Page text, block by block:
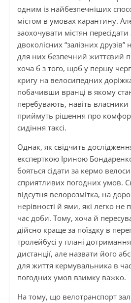
одним із найбезпечніших
містом в умовах карантину.
заохочувати містян
двоколісних “залізних
для них безпечний життєвий
хоча б з того, щоб у першу
кригу на велосипедних
побачивши вранці в якому
перебувають, навіть власники
приймуть рішення про
сидіння таксі.
Однак, як свідчить
експерткою Іриною
бояться сідати за кермо
сприятливих погодних умов.
відсутня велорозмітка, на
нерівності й ями, які легко не
час доби. Тому, хоча й
дійсно краще за поїздку в
тролейбусі у плані
дистанції, але назвати його
для життя кермувальника в
погодних умов взимку важко.
На тому, що велотранспорт